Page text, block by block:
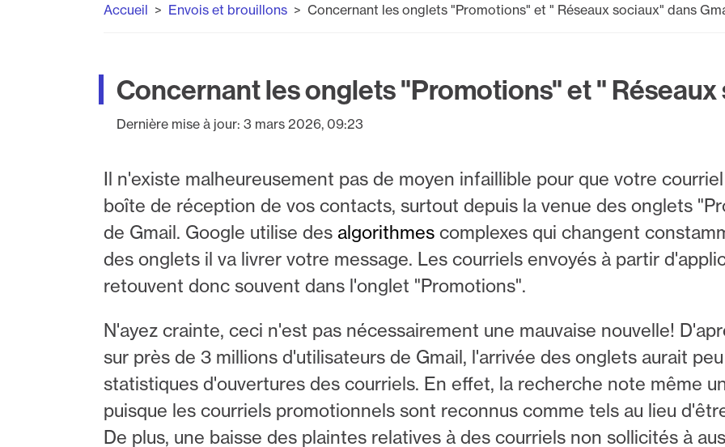
Accueil Envois et brouillons Concernant les onglets "Promotions" et " Réseaux sociaux" dans
Concernant les onglets "Promotions" et "
Dernière mise à jour: 3 mars 2026, 09:23
Il n'existe malheureusement pas de moyen infaillible pour que votre
boîte de réception de vos contacts, surtout depuis la venue des onglets
de Gmail. Google utilise des algorithmes complexes qui changent
des onglets il va livrer votre message. Les courriels envoyés à partir
retouvent donc souvent dans l'onglet "Promotions".
N'ayez crainte, ceci n'est pas nécessairement une mauvaise nouvelle!
sur près de 3 millions d'utilisateurs de Gmail, l'arrivée des onglets aurait
statistiques d'ouvertures des courriels. En effet, la recherche note même
puisque les courriels promotionnels sont reconnus comme tels au lieu
De plus, une baisse des plaintes relatives à des courriels non sollicités à